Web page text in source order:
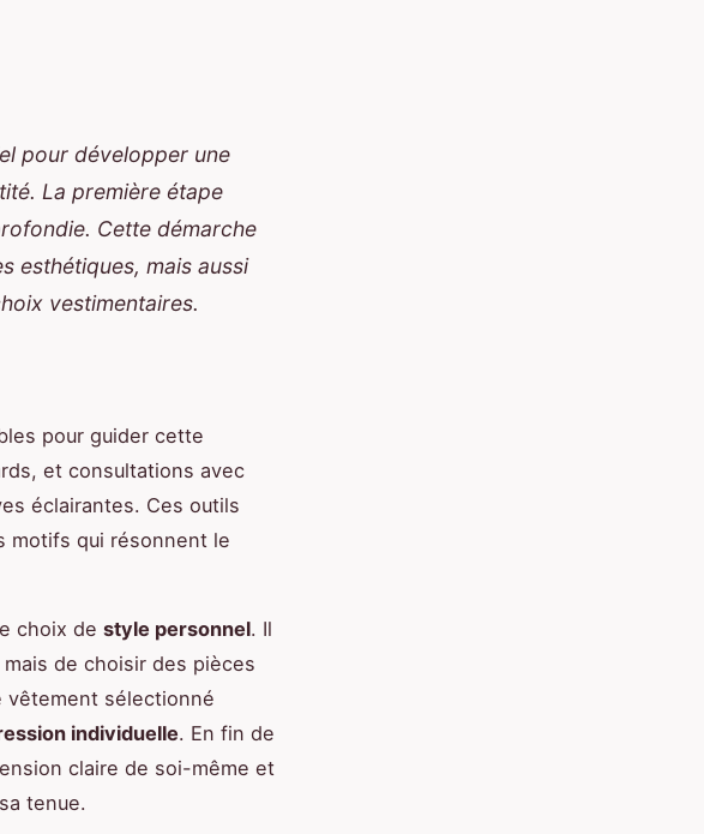
pour développer une
La première étape
Cette démarche
esthétiques, mais aussi
vestimentaires.
pour guider cette
et consultations avec
éclairantes. Ces outils
motifs qui résonnent le
choix de style personnel. Il
de choisir des pièces
vêtement sélectionné
individuelle. En fin de
claire de soi-même et
tenue.